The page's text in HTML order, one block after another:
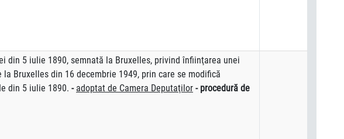
din 5 iulie 1890, semnată la Bruxelles, privind înfiinţarea unei
Bruxelles din 16 decembrie 1949, prin care se modifică
din 5 iulie 1890. - adoptat de Camera Deputaţilor - procedură de